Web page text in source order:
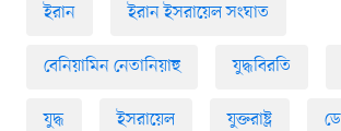
ইরান ইরান ইসরায়েল সংঘাত
বেনিয়ামিন নেতানিয়াহু যুদ্ধবিরতি
যুদ্ধ ইসরায়েল যুক্তরাষ্ট্র